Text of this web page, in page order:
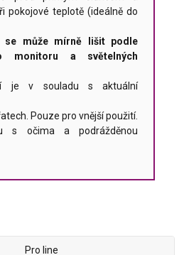
pokojové teplotě (ideálně do
se může mírně lišit podle
monitoru a světelných
je v souladu s aktuální
Pouze pro vnější použití.
s očima a podrážděnou
Pro line